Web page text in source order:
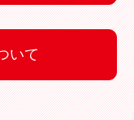
いて